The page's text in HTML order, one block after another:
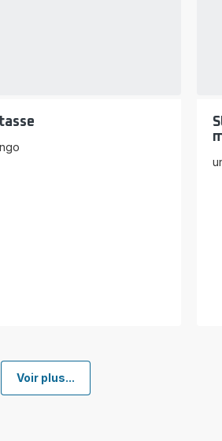
Voir plus...